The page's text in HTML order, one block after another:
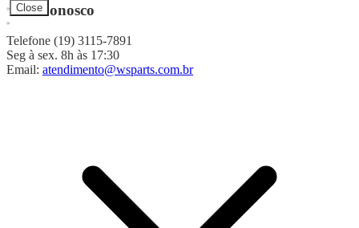
Close
Fale Conosco
Telefone (19) 3115-7891
Seg à sex. 8h às 17:30
Email: atendimento@wsparts.com.br